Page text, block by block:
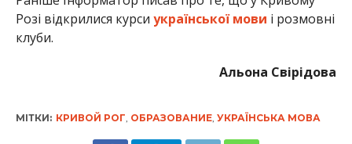
Розі відкрилися курси української мови і розмовні
клуби.
Альона Свірідова
МІТКИ: КРИВОЙ РОГ ОБРАЗОВАНИЕ, УКРАЇНСЬКА МОВА